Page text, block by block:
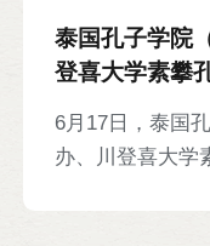
Sunya
方院长陈巍及相
泰国孔子学院
登喜大学素攀
6月17日，泰国
办、川登喜大学